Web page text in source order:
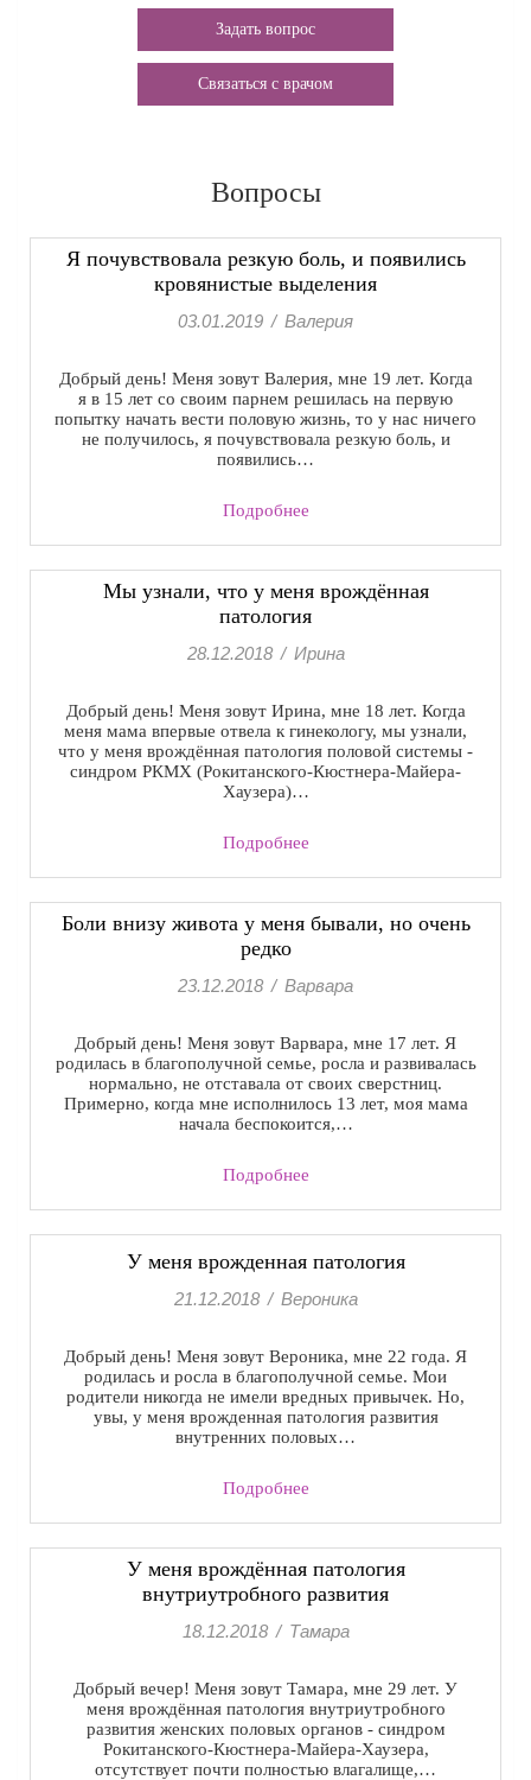
Задать вопрос
Связаться с врачом
Вопросы
Я почувствовала резкую боль, и появились
кровянистые выделения
03.01.2019 / Валерия
Добрый день! Меня зовут Валерия, мне 19 лет. Когда
я в 15 лет со своим парнем решилась на первую
попытку начать вести половую жизнь, то у нас ничего
не получилось, я почувствовала резкую боль, и
появились…
Подробнее
Мы узнали, что у меня врождённая
патология
28.12.2018 / Ирина
Добрый день! Меня зовут Ирина, мне 18 лет. Когда
меня мама впервые отвела к гинекологу, мы узнали,
что у меня врождённая патология половой системы -
синдром РКМХ (Рокитанского-Кюстнера-Майера-
Хаузера)…
Подробнее
Боли внизу живота у меня бывали, но очень
редко
23.12.2018 / Варвара
Добрый день! Меня зовут Варвара, мне 17 лет. Я
родилась в благополучной семье, росла и развивалась
нормально, не отставала от своих сверстниц.
Примерно, когда мне исполнилось 13 лет, моя мама
начала беспокоится,…
Подробнее
У меня врожденная патология
21.12.2018 / Вероника
Добрый день! Меня зовут Вероника, мне 22 года. Я
родилась и росла в благополучной семье. Мои
родители никогда не имели вредных привычек. Но,
увы, у меня врожденная патология развития
внутренних половых…
Подробнее
У меня врождённая патология
внутриутробного развития
18.12.2018 / Тамара
Добрый вечер! Меня зовут Тамара, мне 29 лет. У
меня врождённая патология внутриутробного
развития женских половых органов - синдром
Рокитанского-Кюстнера-Майера-Хаузера,
отсутствует почти полностью влагалище,…